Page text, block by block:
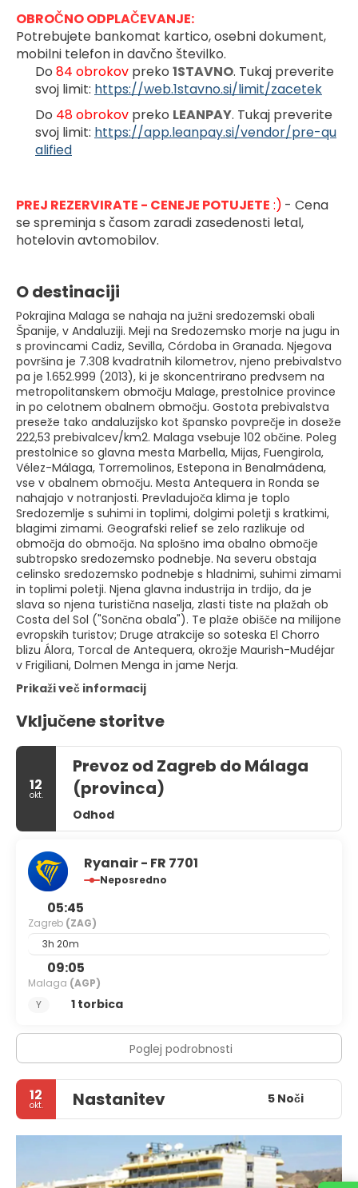
OBROČNO ODPLAČEVANJE:
Potrebujete bankomat kartico, osebni dokument,
mobilni telefon in davčno številko.
Do 84 obrokov preko 1STAVNO. Tukaj preverite
svoj limit: https://web.1stavno.si/limit/zacetek
Do 48 obrokov preko LEANPAY. Tukaj preverite
svoj limit: https://app.leanpay.si/vendor/pre-qu
alified
PREJ REZERVIRATE - CENEJE POTUJETE :) - Cena
se spreminja s časom zaradi zasedenosti letal,
hotelovin avtomobilov.
O destinaciji
Pokrajina Malaga se nahaja na južni sredozemski obali
Španije, v Andaluziji. Meji na Sredozemsko morje na jugu in
s provincami Cadiz, Sevilla, Córdoba in Granada. Njegova
površina je 7.308 kvadratnih kilometrov, njeno prebivalstvo
pa je 1.652.999 (2013), ki je skoncentrirano predvsem na
metropolitanskem območju Malage, prestolnice province
in po celotnem obalnem območju. Gostota prebivalstva
preseže tako andaluzijsko kot špansko povprečje in doseže
222,53 prebivalcev/km2. Malaga vsebuje 102 občine. Poleg
prestolnice so glavna mesta Marbella, Mijas, Fuengirola,
Vélez-Málaga, Torremolinos, Estepona in Benalmádena,
vse v obalnem območju. Mesta Antequera in Ronda se
nahajajo v notranjosti. Prevladujoča klima je toplo
Sredozemlje s suhimi in toplimi, dolgimi poletji s kratkimi,
blagimi zimami. Geografski relief se zelo razlikuje od
območja do območja. Na splošno ima obalno območje
subtropsko sredozemsko podnebje. Na severu obstaja
celinsko sredozemsko podnebje s hladnimi, suhimi zimami
in toplimi poletji. Njena glavna industrija in trdijo, da je
slava so njena turistična naselja, zlasti tiste na plažah ob
Costa del Sol ("Sončna obala"). Te plaže obišče na milijone
evropskih turistov; Druge atrakcije so soteska El Chorro
blizu Álora, Torcal de Antequera, okrožje Maurish-Mudéjar
v Frigiliani, Dolmen Menga in jame Nerja.
Prikaži več informacij
Vključene storitve
12
okt.
Prevoz od Zagreb do Málaga
(provinca)
Odhod
Ryanair - FR 7701
Neposredno
05:45
Zagreb (ZAG)
3h 20m
09:05
Malaga (AGP)
Y
1 torbica
Poglej podrobnosti
12
okt. Nastanitev 5 Noči